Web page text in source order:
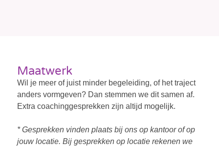
Maatwerk
Wil je meer of juist minder begeleiding, of het traject
anders vormgeven? Dan stemmen we dit samen af.
Extra coachinggesprekken zijn altijd mogelijk.
* Gesprekken vinden plaats bij ons op kantoor of op
jouw locatie. Bij gesprekken op locatie rekenen we